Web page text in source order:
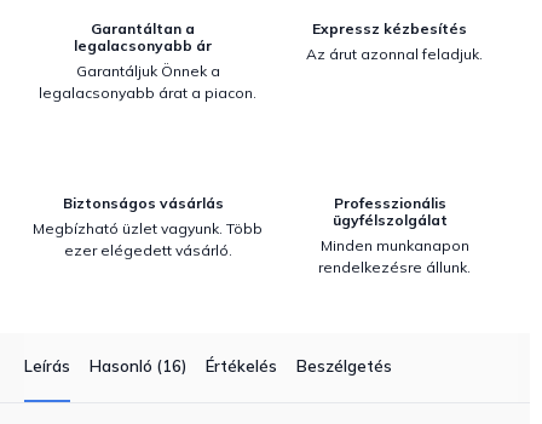
Garantáltan a
legalacsonyabb ár
Garantáljuk Önnek a
legalacsonyabb árat a piacon.
Expressz kézbesítés
Az árut azonnal feladjuk.
Biztonságos vásárlás
Megbízható üzlet vagyunk. Több
ezer elégedett vásárló.
Professzionális
ügyfélszolgálat
Minden munkanapon
rendelkezésre állunk.
Leírás Hasonló (16) Értékelés Beszélgetés